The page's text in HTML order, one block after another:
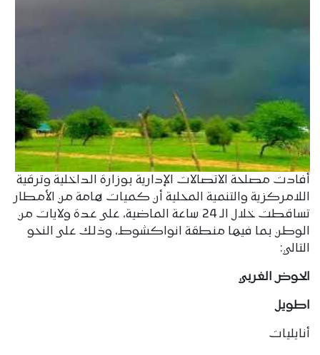
أفادت مصلحة الاتصالات الإدارية بوزارة الداخلية وترقية
اللامركزية والتنمية المحلية أن كميات هامة من الأمطار
تساقطت خلال الـ 24 ساعة الماضية، على عدة ولايات من
الوطن بما فيها منطقة انواكشوط، وذلك على النحو
التالي:
الحوض الغربي
اطويل
أنايليات